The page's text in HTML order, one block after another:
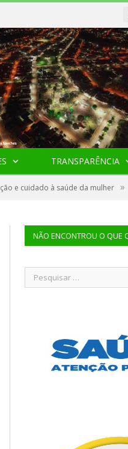
TRANSPARÊNCIA
e cuidado à saúde da mulher »
NÃO ENCONTROU O QUE